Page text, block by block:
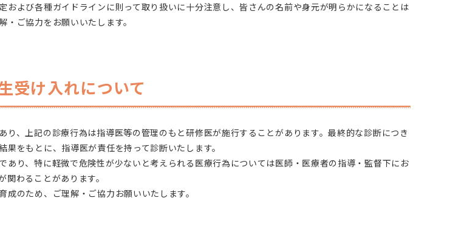
および各種ガイドラインに則って取り扱いに十分注意し、皆さんの名前や身元が明らかになることは
・ご協力をお願いいたします。
受け入れについて
り、上記の診療行為は指導医等の管理のもと研修医が施行することがあります。最終的な診断につき
果をもとに、指導医が責任を持って診断いたします。
あり、特に軽微で危険性が少ないと考えられる医療行為については医師・医療者の指導・監督下にお
関わることがあります。
成のため、ご理解・ご協力お願いいたします。